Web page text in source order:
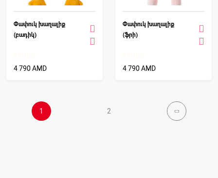
Փափուկ խաղալիք
(բադիկ)
4 790 AMD
Փափուկ խաղալիք
(ֆրի)
4 790 AMD
1 2